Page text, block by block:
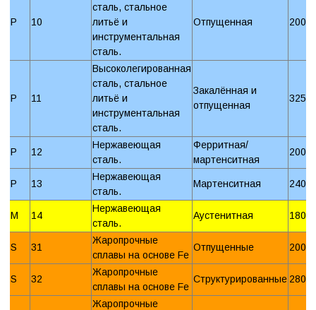
P 10
сталь, стальное
литьё и
инструментальная
сталь.
Отпущенная 200
P 11
Высоколегированная
сталь, стальное
литьё и
инструментальная
сталь.
Закалённая и
отпущенная
325
P 12
Нержавеющая
сталь.
Ферритная/
мартенситная
200
P 13
Нержавеющая
сталь.
Мартенситная 240
M 14
Нержавеющая
сталь.
Аустенитная 180
S 31
Жаропрочные
сплавы на основе Fe
Отпущенные 200
S 32
Жаропрочные
сплавы на основе Fe
Структурированные 280
Жаропрочные